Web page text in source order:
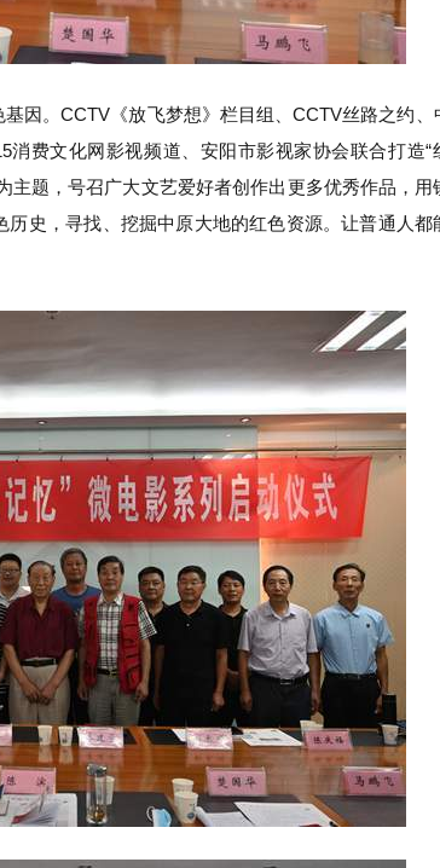
因。CCTV《放飞梦想》栏目组、CCTV丝路之约、
费文化网影视频道、安阳市影视家协会联合打造“
主题，号召广大文艺爱好者创作出更多优秀作品，用
史，寻找、挖掘中原大地的红色资源。让普通人都